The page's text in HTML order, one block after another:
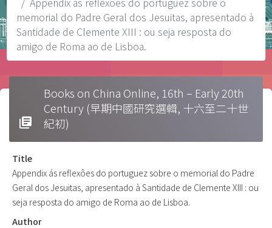
memorial do Padre Geral dos Jesuitas, apresentado à
Santidade de Clemente XIII : ou seja resposta do
amigo de Roma ao de Lisboa.
library_books
Books on China Online, 16th – Early 20th
Century (早期中國研究選輯, 十六至二十世
紀初)
Title
Appendix ás reflexôes do portuguez sobre o memorial do Padre
Geral dos Jesuitas, apresentado à Santidade de Clemente XIII : ou
seja resposta do amigo de Roma ao de Lisboa.
Author